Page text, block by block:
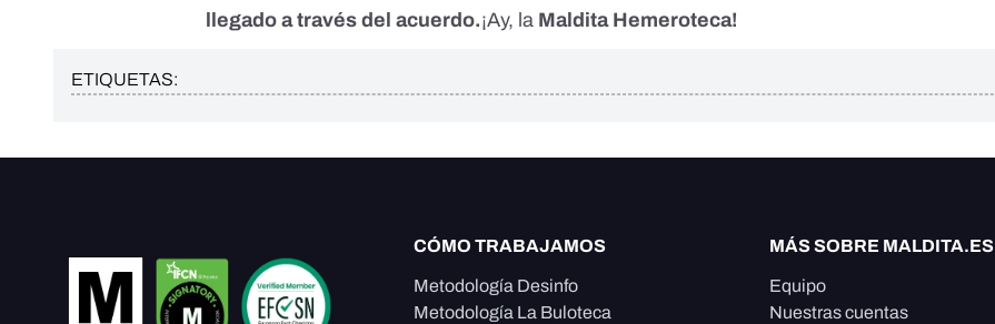
llegado a través del acuerdo.¡Ay, la Maldita Hemeroteca!
ETIQUETAS:
CÓMO TRABAJAMOS
Metodología Desinfo
Metodología La Buloteca
MÁS SOBRE MALDITA.ES
Equipo
Nuestras cuentas